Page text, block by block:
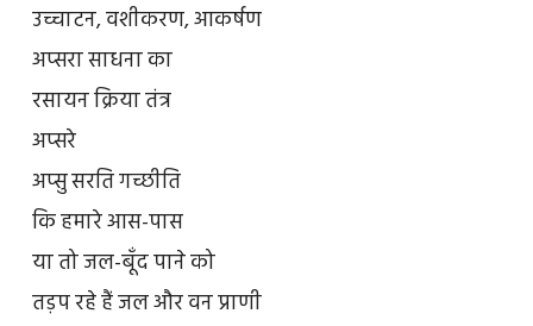
उच्चाटन, वशीकरण, आकर्षण
अप्सरा साधना का
रसायन क्रिया तंत्र
अप्सरे
अप्सु सरति गच्छीति
कि हमारे आस-पास
या तो जल-बूँद पाने को
तड़प रहे हैं जल और वन प्राणी